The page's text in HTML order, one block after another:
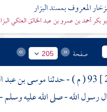
المعروف بمسند البزار
بكر أحمد بن عمرو بن عبد الخالق العتكي
صفحة 205
93 ( م ) - حدثنا موسى بن عبد
رسول الله - صلى الله عليه